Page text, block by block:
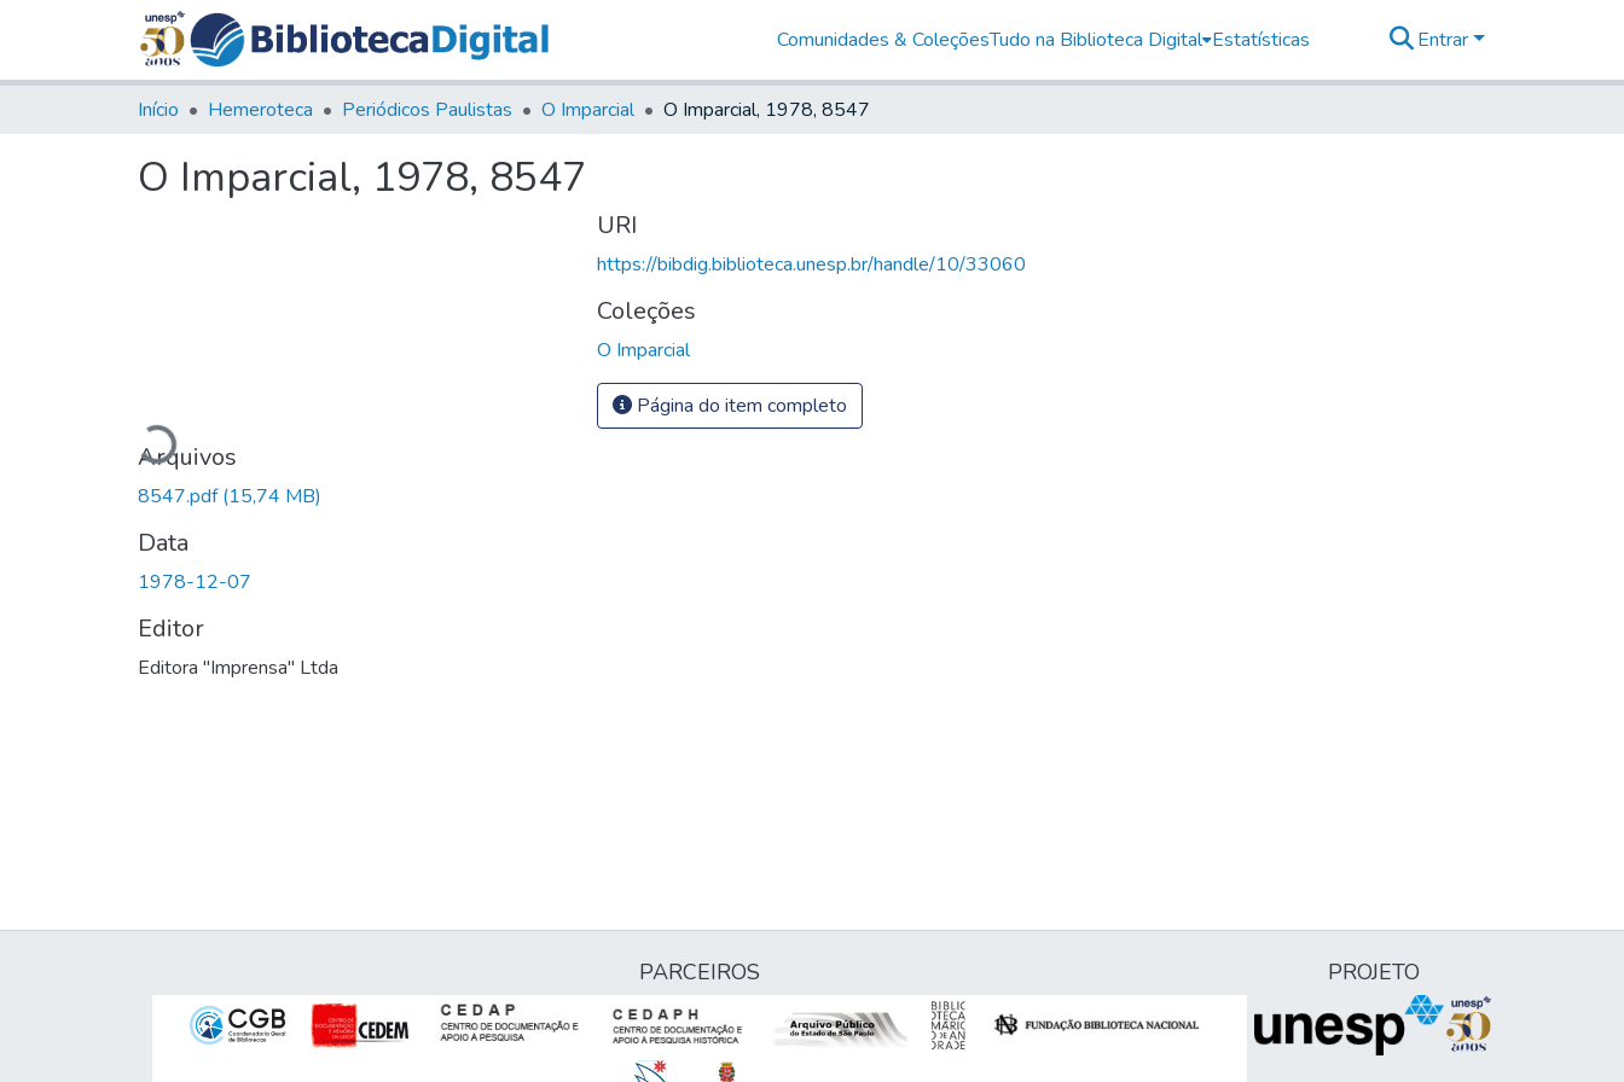
Comunidades & ColeçõesTudo na Biblioteca Digital Estatísticas Entrar
Início Hemeroteca Periódicos Paulistas O Imparcial O Imparcial, 1978, 8547
O Imparcial, 1978, 8547
Carregando...
Arquivos
8547.pdf(15,74 MB)
Data
1978-12-07
Editor
Editora "Imprensa" Ltda
URI
https://bibdig.biblioteca.unesp.br/handle/10/33060
Coleções
O Imparcial
Página do item completo
PARCEIROS PROJETO